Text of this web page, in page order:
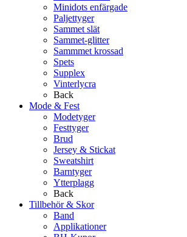
Minidots enfärgade
Paljettyger
Sammet slät
Sammet-glitter
Sammmet krossad
Spets
Supplex
Vinterlycra
Back
Mode & Fest
Modetyger
Festtyger
Brud
Jersey & Stickat
Sweatshirt
Barntyger
Ytterplagg
Back
Tillbehör & Skor
Band
Applikationer